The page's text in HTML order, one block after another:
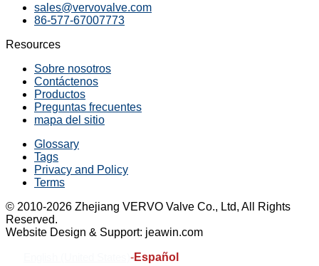
sales@vervovalve.com
86-577-67007773
Resources
Sobre nosotros
Contáctenos
Productos
Preguntas frecuentes
mapa del sitio
Glossary
Tags
Privacy and Policy
Terms
© 2010-2026 Zhejiang VERVO Valve Co., Ltd, All Rights
Reserved.
Website Design & Support: jeawin.com
-Español